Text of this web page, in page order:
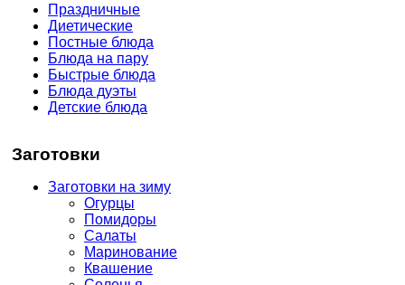
Праздничные
Диетические
Постные блюда
Блюда на пару
Быстрые блюда
Блюда дуэты
Детские блюда
Заготовки
Заготовки на зиму
Огурцы
Помидоры
Салаты
Маринование
Квашение